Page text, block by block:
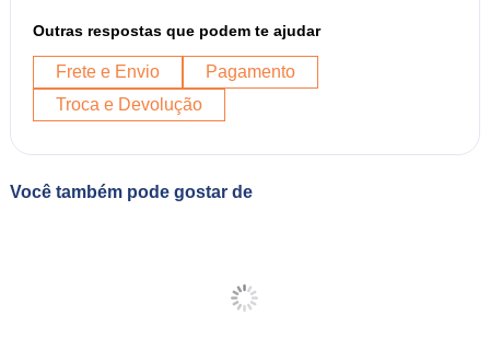
Outras respostas que podem te ajudar
Frete e Envio
Pagamento
Troca e Devolução
Você também pode gostar de